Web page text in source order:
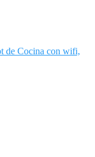
de Cocina con wifi,